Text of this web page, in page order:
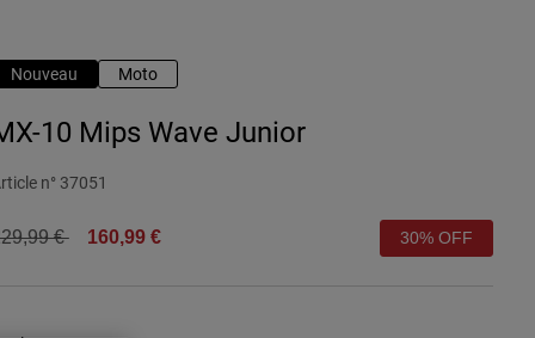
Nouveau Moto
10 Mips Wave Junior
n° 37051
reduced from
€to 160,99 € 30% OFF